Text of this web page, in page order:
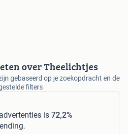
over Theelichtjes
gebaseerd op je zoekopdracht en de
filters
advertenties is 72,2%